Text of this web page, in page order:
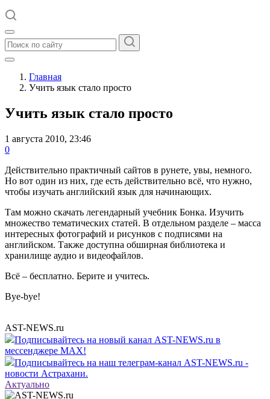
Главная
Учить язык стало просто
Учить язык стало просто
1 августа 2010, 23:46
0
Действительно практичный сайтов в рунете, увы, немного.
Но вот один из них, где есть действительно всё, что нужно,
чтобы изучать английский язык для начинающих.
Там можно скачать легендарный учебник Бонка. Изучить
множество тематических статей. В отдельном разделе – масса
интересных фотографий и рисунков с подписями на
английском. Также доступна обширная библиотека и
хранилище аудио и видеофайлов.
Всё – бесплатно. Берите и учитесь.
Bye-bye!
AST-NEWS.ru
Подписывайтесь на новый канал AST-NEWS.ru в
мессенджере MAX!
Подписывайтесь на наш телеграм-канал AST-NEWS.ru -
новости Астрахани.
Актуально